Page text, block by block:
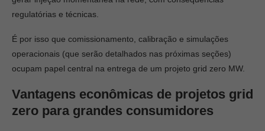
regulatórias e técnicas.
É por isso que comissionamento, calibração e simulações
operacionais (que serão detalhados nas próximas seções)
ocupam papel central na entrega de um projeto grid zero MW.
Vantagens econômicas de projetos grid
zero para grandes consumidores